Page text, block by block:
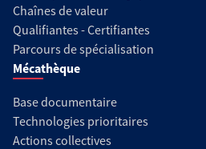
Chaînes de valeur
Qualifiantes - Certifiantes
Parcours de spécialisation
Mécathèque
Base documentaire
Technologies prioritaires
Actions collectives